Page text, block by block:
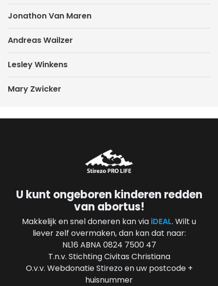
Jonathon Van Maren
Andreas Wailzer
Lesley Winkens
Mary Zwicker
U kunt ongeboren kinderen redden
van abortus!
Makkelijk en snel doneren kan via iDEAL. Wilt u
liever zelf overmaken, dan kan dat naar:
NL16 ABNA 0824 7500 47
T.n.v. Stichting Civitas Christiana
O.v.v. Webdonatie Stirezo en uw postcode +
huisnummer